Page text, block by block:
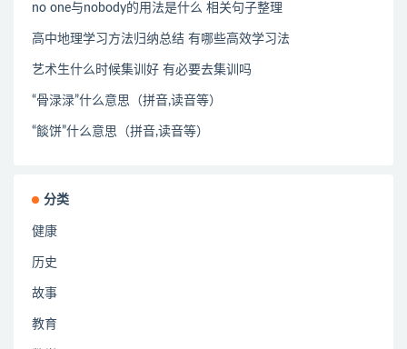
no one与nobody的用法是什么 相关句子整理
高中地理学习方法归纳总结 有哪些高效学习法
艺术生什么时候集训好 有必要去集训吗
“骨渌渌”什么意思（拼音,读音等）
“餤饼”什么意思（拼音,读音等）
分类
健康
历史
故事
教育